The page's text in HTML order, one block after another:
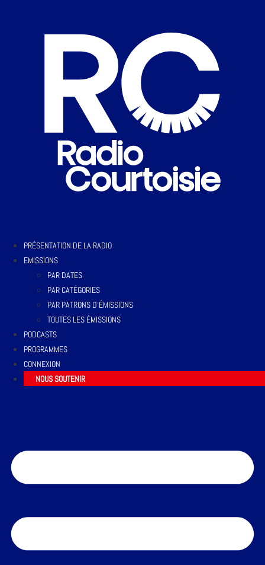
PRÉSENTATION DE LA RADIO
EMISSIONS
PAR DATES
PAR CATÉGORIES
PAR PATRONS D’ÉMISSIONS
TOUTES LES ÉMISSIONS
PODCASTS
PROGRAMMES
CONNEXION
NOUS SOUTENIR